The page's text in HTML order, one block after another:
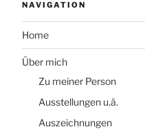
NAVIGATION
Home
Über mich
Zu meiner Person
Ausstellungen u.ä.
Auszeichnungen